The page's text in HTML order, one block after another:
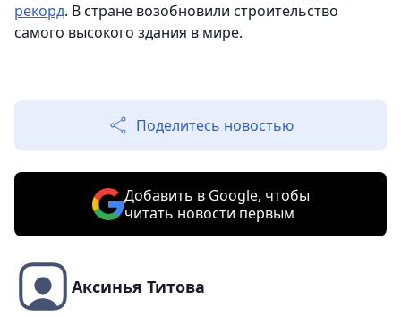
рекорд. В стране возобновили строительство
самого высокого здания в мире.
Поделитесь новостью
Добавить в Google, чтобы
читать новости первым
Аксинья Титова